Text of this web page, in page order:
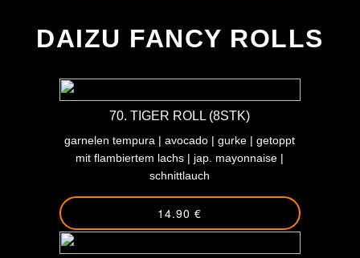
DAIZU FANCY ROLLS
70. TIGER ROLL (8STK)
garnelen tempura | avocado | gurke | getoppt
mit flambiertem lachs | jap. mayonnaise |
schnittlauch
14.90 €